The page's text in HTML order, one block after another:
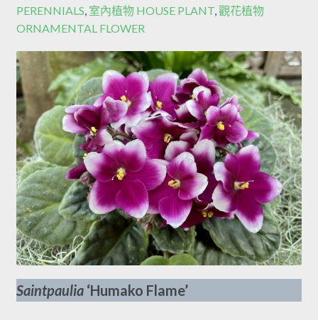
PERENNIALS, 室內植物 HOUSE PLANT,觀花植物
ORNAMENTAL FLOWER
Saintpaulia‘Humako Flame’